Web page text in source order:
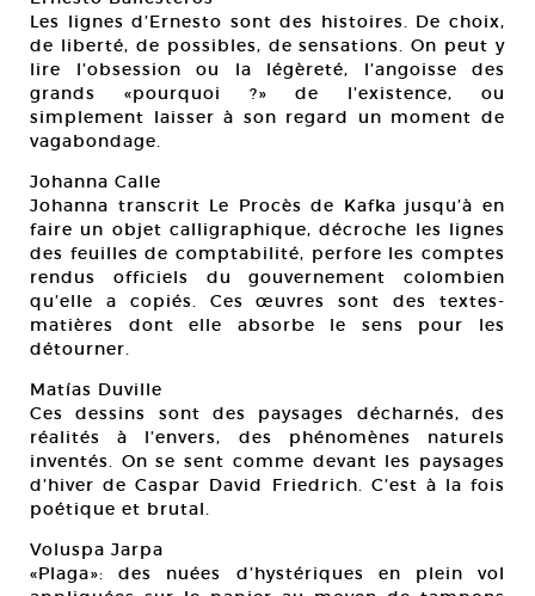
Les lignes d’Ernesto sont des histoires. De choix,
de liberté, de possibles, de sensations. On peut y
lire l’obsession ou la légèreté, l’angoisse des
grands «pourquoi ?» de l’existence, ou
simplement laisser à son regard un moment de
vagabondage.
Johanna Calle
Johanna transcrit Le Procès de Kafka jusqu’à en
faire un objet calligraphique, décroche les lignes
des feuilles de comptabilité, perfore les comptes
rendus officiels du gouvernement colombien
qu’elle a copiés. Ces œuvres sont des textes-
matières dont elle absorbe le sens pour les
détourner.
Matías Duville
Ces dessins sont des paysages décharnés, des
réalités à l’envers, des phénomènes naturels
inventés. On se sent comme devant les paysages
d’hiver de Caspar David Friedrich. C’est à la fois
poétique et brutal.
Voluspa Jarpa
«Plaga»: des nuées d’hystériques en plein vol